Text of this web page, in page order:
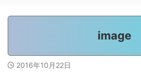
image
2016年10月22日